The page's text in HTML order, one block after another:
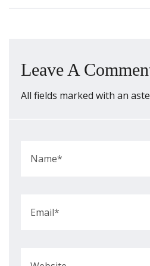
Leave A
All fields marked with an